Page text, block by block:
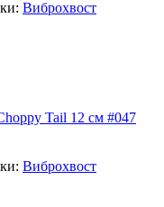
Виброхвост
Tail 12 см #047
Виброхвост